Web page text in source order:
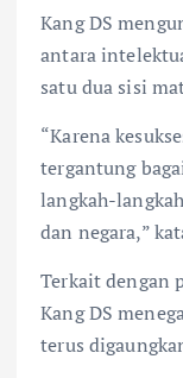
Kang DS
antara
satu dua sisi
“Karena
tergantung
langkah-
dan negara,”
Terkait dengan
Kang DS
terus